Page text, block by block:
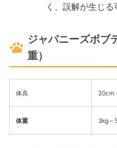
く、誤解が生じる
ジャパニーズボブ
重）
体高 20cm
体重 3kg～